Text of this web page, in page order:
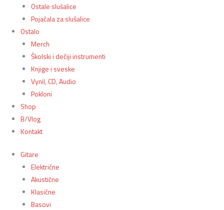
Ostale slušalice
Pojačala za slušalice
Ostalo
Merch
Školski i dečiji instrumenti
Knjige i sveske
Vynil, CD, Audio
Pokloni
Shop
B/Vlog
Kontakt
Gitare
Električne
Akustične
Klasične
Basovi